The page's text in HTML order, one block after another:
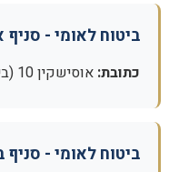
ביטוח לאומי -
כתובת: אוסישקין 10 (בית שומרז), אשקלון
ביטוח לאומי -